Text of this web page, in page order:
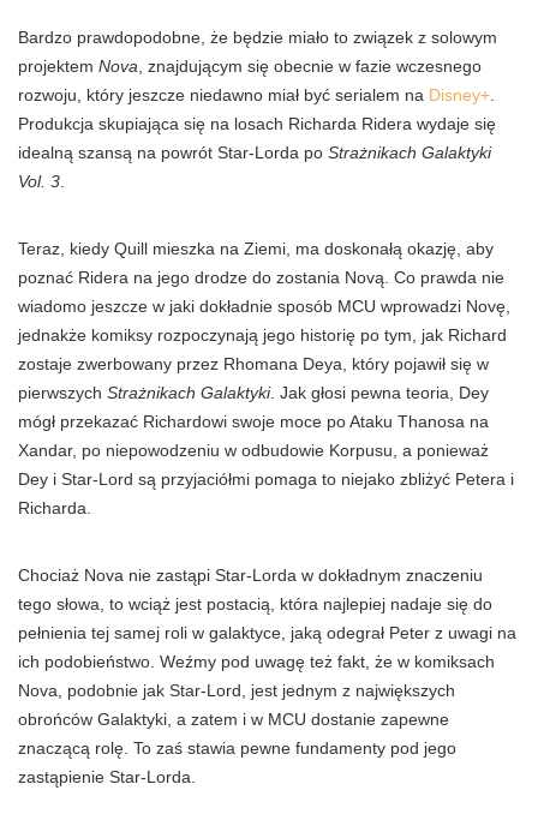
Bardzo prawdopodobne, że będzie miało to związek z solowym
projektem Nova , znajdującym się obecnie w fazie wczesnego
rozwoju, który jeszcze niedawno miał być serialem na Disney+
Produkcja skupiająca się na losach Richarda Ridera wydaje się
idealną szansą na powrót Star-Lorda po Strażnikach Galaktyki
Vol. 3
Teraz, kiedy Quill mieszka na Ziemi, ma doskonałą okazję, aby
poznać Ridera na jego drodze do zostania Novą. Co prawda nie
wiadomo jeszcze w jaki dokładnie sposób MCU wprowadzi Novę,
jednakże komiksy rozpoczynają jego historię po tym, jak Richard
zostaje zwerbowany przez Rhomana Deya, który pojawił się w
pierwszych Strażnikach Galaktyki. Jak głosi pewna teoria, Dey
mógł przekazać Richardowi swoje moce po Ataku Thanosa na
Xandar, po niepowodzeniu w odbudowie Korpusu, a ponieważ
Dey i Star-Lord są przyjaciółmi pomaga to niejako zbliżyć Petera i
Richarda.
Chociaż Nova nie zastąpi Star-Lorda w dokładnym znaczeniu
tego słowa, to wciąż jest postacią, która najlepiej nadaje się do
pełnienia tej samej roli w galaktyce, jaką odegrał Peter z uwagi na
ich podobieństwo. Weźmy pod uwagę też fakt, że w komiksach
Nova, podobnie jak Star-Lord, jest jednym z największych
obrońców Galaktyki, a zatem i w MCU dostanie zapewne
znaczącą rolę. To zaś stawia pewne fundamenty pod jego
zastąpienie Star-Lorda.